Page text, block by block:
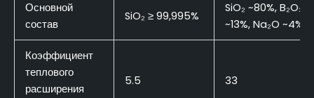
Основной
состав
SiO₂ ≥ 99,995%
SiO₂ ~80%, B₂O₃
~13%, Na₂O ~4%
Коэффициент
теплового
расширения
5.5 33